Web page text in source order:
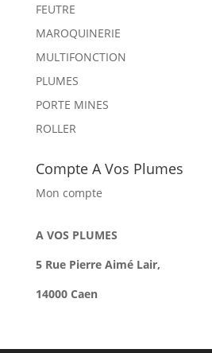
FEUTRE
MAROQUINERIE
MULTIFONCTION
PLUMES
PORTE MINES
ROLLER
Compte A Vos Plumes
Mon compte
A VOS PLUMES
5 Rue Pierre Aimé Lair,
14000 Caen